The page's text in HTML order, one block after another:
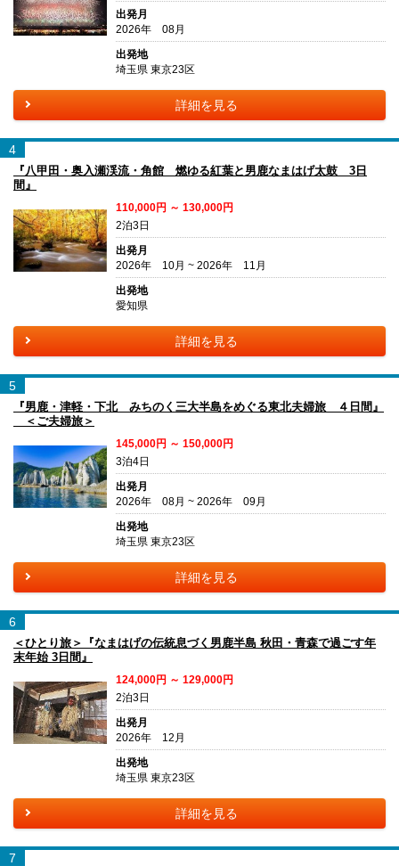
出発月
2026年 08月
出発地
埼玉県 東京23区
詳細を見る
4
『八甲田・奥入瀬渓流・角館 燃ゆる紅葉と男鹿なまはげ太鼓 3日
間』
110,000円 ～ 130,000円
2泊3日
出発月
2026年 10月 ~ 2026年 11月
出発地
愛知県
詳細を見る
5
『男鹿・津軽・下北 みちのく三大半島をめぐる東北夫婦旅 ４日間』
＜ご夫婦旅＞
145,000円 ～ 150,000円
3泊4日
出発月
2026年 08月 ~ 2026年 09月
出発地
埼玉県 東京23区
詳細を見る
6
＜ひとり旅＞『なまはげの伝統息づく男鹿半島 秋田・青森で過ごす年
末年始 3日間』
124,000円 ～ 129,000円
2泊3日
出発月
2026年 12月
出発地
埼玉県 東京23区
詳細を見る
7